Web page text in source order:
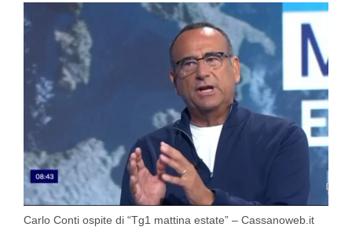
Carlo Conti ospite di “Tg1 mattina estate” – Cassanoweb.it